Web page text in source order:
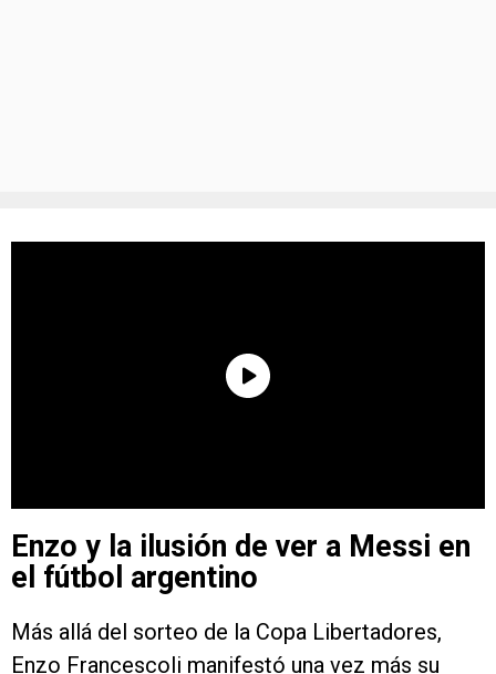
Enzo y la ilusión de ver a Messi en
el fútbol argentino
Más allá del sorteo de la Copa Libertadores,
Enzo Francescoli manifestó una vez más su